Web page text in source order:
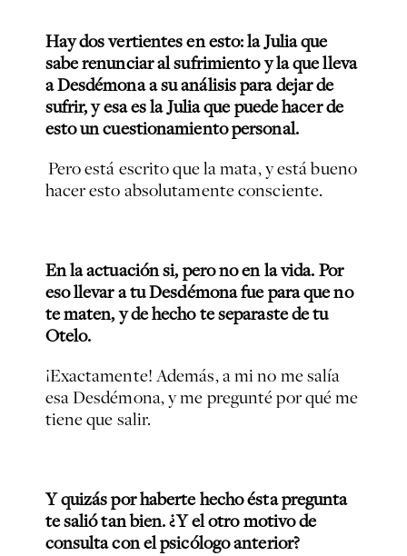
Hay dos vertientes en esto: la Julia que
sabe renunciar al sufrimiento y la que lleva
a Desdémona a su análisis para dejar de
sufrir, y esa es la Julia que puede hacer de
esto un cuestionamiento personal.
Pero está escrito que la mata, y está bueno
hacer esto absolutamente consciente.
En la actuación si, pero no en la vida. Por
eso llevar a tu Desdémona fue para que no
te maten, y de hecho te separaste de tu
Otelo.
¡Exactamente! Además, a mi no me salía
esa Desdémona, y me pregunté por qué me
tiene que salir.
Y quizás por haberte hecho ésta pregunta
te salió tan bien. ¿Y el otro motivo de
consulta con el psicólogo anterior?